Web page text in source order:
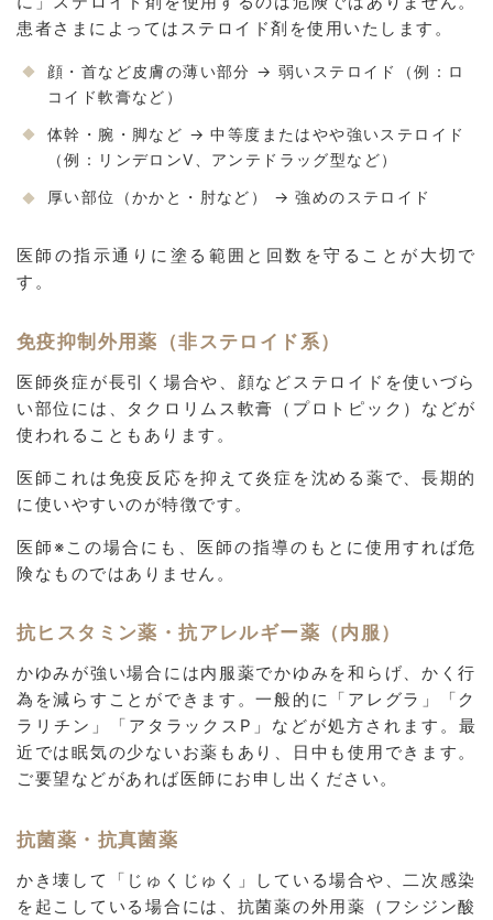
患者さまによってはステロイド剤を使用いたします。
顔・首など皮膚の薄い部分 → 弱いステロイド（例：ロ
コイド軟膏など）
体幹・腕・脚など → 中等度またはやや強いステロイド
（例：リンデロンV、アンテドラッグ型など）
厚い部位（かかと・肘など） → 強めのステロイド
医師の指示通りに塗る範囲と回数を守ることが大切で
す。
免疫抑制外用薬（非ステロイド系）
医師炎症が長引く場合や、顔などステロイドを使いづら
い部位には、タクロリムス軟膏（プロトピック）などが
使われることもあります。
医師これは免疫反応を抑えて炎症を沈める薬で、長期的
に使いやすいのが特徴です。
医師※この場合にも、医師の指導のもとに使用すれば危
険なものではありません。
抗ヒスタミン薬・抗アレルギー薬（内服）
かゆみが強い場合には内服薬でかゆみを和らげ、かく行
為を減らすことができます。一般的に「アレグラ」「ク
ラリチン」「アタラックスP」などが処方されます。最
近では眠気の少ないお薬もあり、日中も使用できます。
ご要望などがあれば医師にお申し出ください。
抗菌薬・抗真菌薬
かき壊して「じゅくじゅく」している場合や、二次感染
を起こしている場合には、抗菌薬の外用薬（フシジン酸